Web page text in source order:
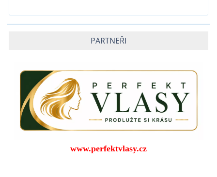
PARTNEŘI
www.perfektvlasy.cz